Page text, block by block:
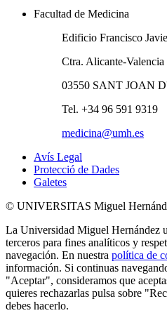
Facultad de Medicina
Edificio Francisco
Ctra. Alicante-
03550 SANT JOAN
Tel. +34 96 591 9319
medicina@umh.es
Avís Legal
Protecció de Dades
Galetes
© UNIVERSITAS Miguel
La Universidad Miguel Hernández
terceros para fines analíticos y
navegación. En nuestra política de
información. Si continuas
"Aceptar", consideramos que
quieres rechazarlas pulsa sobre
debes hacerlo.